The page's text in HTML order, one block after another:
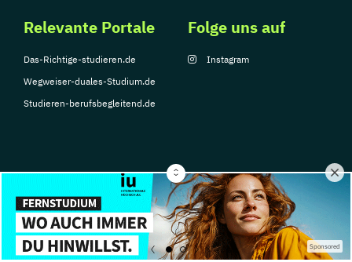
Sponsored
Relevante Portale
Das-Richtige-studieren.de
Wegweiser-duales-Studium.de
Studieren-berufsbegleitend.de
Folge uns auf
Instagram
© Copyright 2026, TarGroup Media GmbH
Impressum
Datenschutzerklärung Nutzungsbedingungen